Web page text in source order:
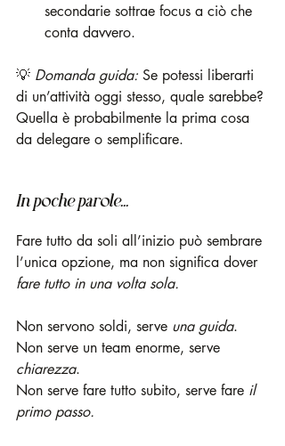
secondarie sottrae focus a ciò che
conta davvero.
💡 Domanda guida: Se potessi liberarti
di un’attività oggi stesso, quale sarebbe?
Quella è probabilmente la prima cosa
da delegare o semplificare.
In poche parole...
Fare tutto da soli all’inizio può sembrare
l’unica opzione, ma non significa dover
fare tutto in una volta sola.
Non servono soldi, serve una guida.
Non serve un team enorme, serve
chiarezza.
Non serve fare tutto subito, serve fare il
primo passo.